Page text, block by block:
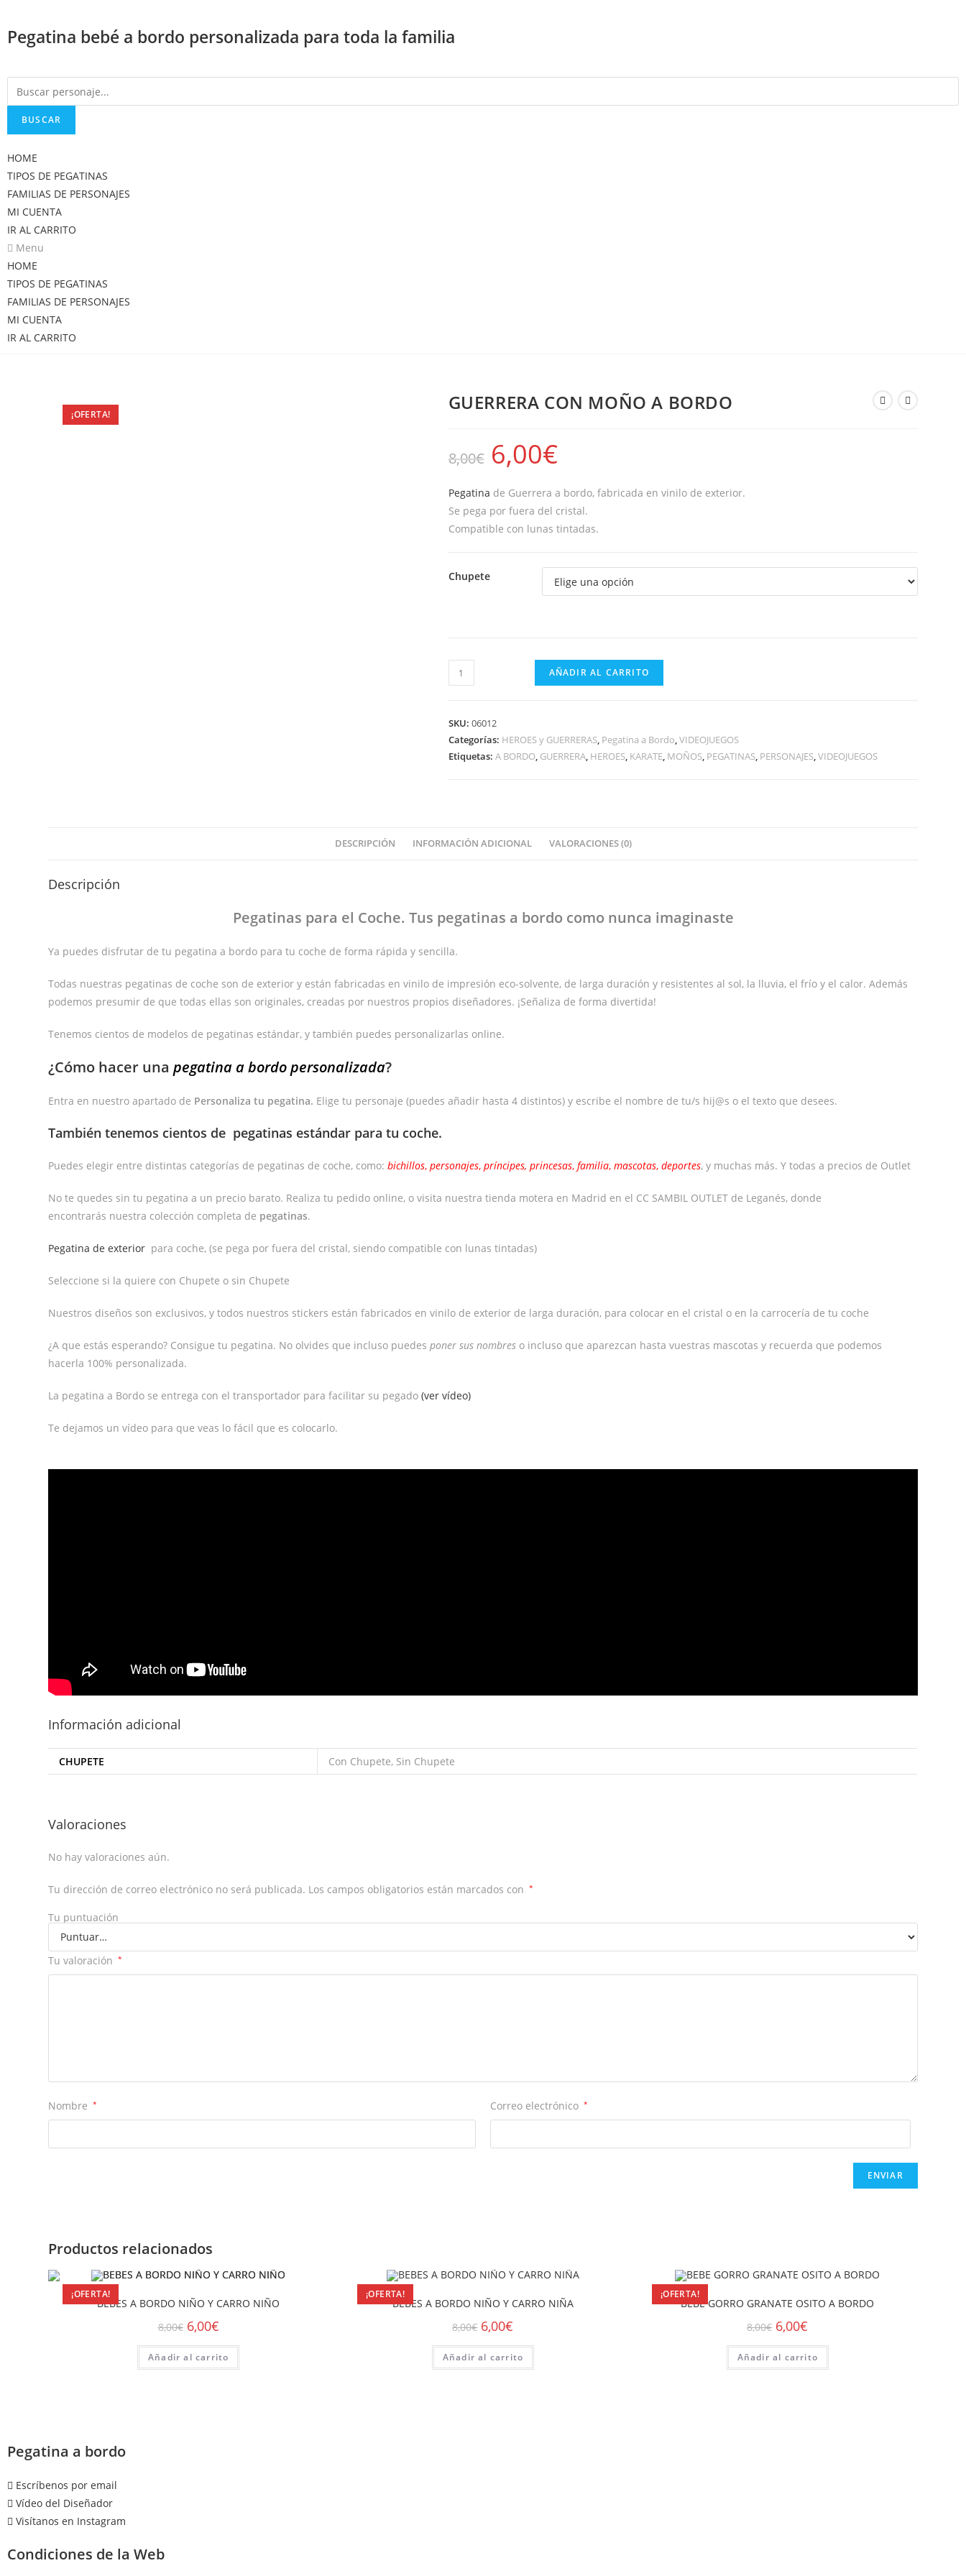
contenido
Pegatina bebé a bordo personalizada para toda la familia
BUSCAR
HOME
TIPOS DE PEGATINAS
FAMILIAS DE PERSONAJES
MI CUENTA
IR AL CARRITO
Menu
HOME
TIPOS DE PEGATINAS
FAMILIAS DE PERSONAJES
MI CUENTA
IR AL CARRITO
¡OFERTA!
GUERRERA CON MOÑO A BORDO
8,00€ 6,00€
Pegatina de Guerrera a bordo, fabricada en vinilo de exterior.
Se pega por fuera del cristal.
Compatible con lunas tintadas.
Chupete
GUERRERA
CON
A
BORDO
cantidad
AÑADIR AL CARRITO
SKU: 06012
Categorías: HEROES y GUERRERAS, Pegatina a Bordo,VIDEOJUEGOS
Etiquetas: A BORDO, GUERRERA, HEROES, KARATE, MOÑOS, PEGATINAS, PERSONAJES,VIDEOJUEGOS
DESCRIPCIÓN INFORMACIÓN ADICIONAL VALORACIONES (0)
Descripción
Pegatinas para el Coche. Tus pegatinas a bordocomo nunca imaginaste
Ya puedes disfrutar de tu pegatina a bordo para tu coche de forma rápida y sencilla.
Todas nuestras pegatinas de coche son de exterior y están fabricadas en vinilo de impresión eco-solvente, de larga duración y resistentes al sol, la lluvia, el frío y el calor. Además
podemos presumir de que todas ellas son originales, creadas por nuestros propios diseñadores. ¡Señaliza de forma divertida!
Tenemos cientos de modelos de pegatinas estándar, y también puedes personalizarlas online.
¿Cómo hacer unapegatina a bordo personalizada?
Entra en nuestro apartado de Personaliza tu pegatina. Elige tu personaje (puedes añadir hasta 4 distintos) y escribe el nombre de tu/s hij@s o el texto que desees.
También tenemos cientos de pegatinas estándar para tu coche.
Puedes elegir entre distintas categorías de pegatinas de coche, como:bichillos,personajes,príncipes,princesas,familia,mascotas,deportes, y muchas más. Y todas a precios de Outlet
No te quedes sin tu pegatina a un precio barato. Realiza tu pedido online, o visita nuestra tienda motera en Madrid en el CC SAMBIL OUTLET de Leganés, donde
encontrarás nuestra colección completa de pegatinas.
Pegatina de exterior para coche, (se pega por fuera del cristal, siendo compatible con lunas tintadas)
Seleccione si la quiere con Chupete o sin Chupete
Nuestros diseños son exclusivos, y todos nuestros stickers están fabricados en vinilo de exterior de larga duración, para colocar en el cristal o en la carrocería de tu coche
¿A que estás esperando? Consigue tu pegatina. No olvides que incluso puedesponer sus nombres o incluso que aparezcan hasta vuestras mascotas y recuerda que podemos
hacerla 100% personalizada.
La pegatina a Bordo se entrega con el transportador para facilitar su pegado(ver vídeo)
Te dejamos un vídeo para que veas lo fácil que es colocarlo.
Información adicional
CHUPETE Con Chupete, Sin Chupete
Valoraciones
No hay valoraciones aún.
Tu dirección de correo electrónico no será publicada. Los campos obligatorios están marcados con *
Tu puntuación
Tu valoración *
Nombre * Correo electrónico *
Productos relacionados
¡OFERTA!
BEBES A BORDO NIÑO Y CARRO NIÑO
8,00€ 6,00€
Añadir al carrito
¡OFERTA!
BEBES A BORDO NIÑO Y CARRO NIÑA
8,00€ 6,00€
Añadir al carrito
¡OFERTA!
BEBE GORRO GRANATE OSITO A BORDO
8,00€ 6,00€
Añadir al carrito
Pegatina a bordo
Escríbenos por email
Vídeo del Diseñador
Visítanos en Instagram
Condiciones de la Web